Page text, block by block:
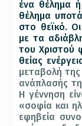
ένα θέλημα
θέλημα
στο θεϊκό. Οι
με τα
του Χριστού
θείας
μεταβολή
ανάπλασής
Η γέννηση
«σοφία και
εφηβεία